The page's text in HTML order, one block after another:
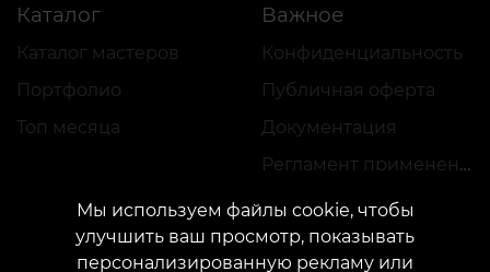
Каталог
Каталог мастеров
Портфолио
Топ месяца
Важное
Конфиденциальность
Публичная оферта
Документация
Регламент применения акций
Мы используем файлы cookie, чтобы
улучшить ваш просмотр, показывать
персонализированную рекламу или